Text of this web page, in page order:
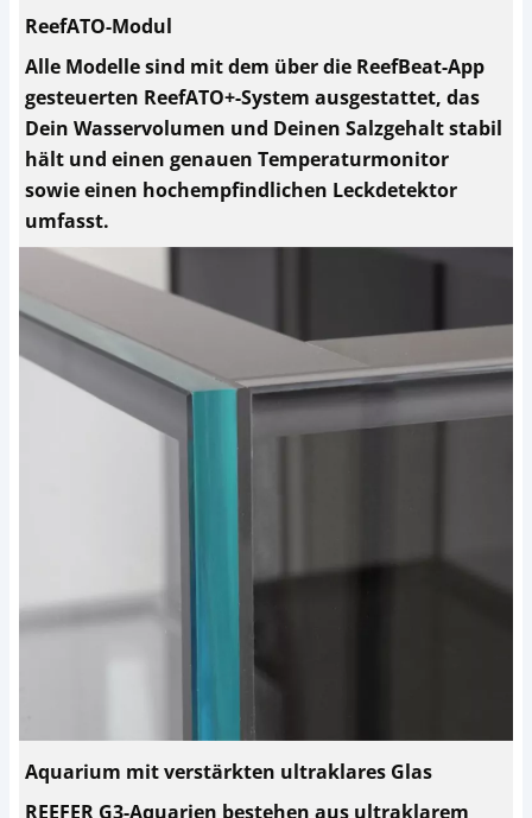
ReefATO-Modul
Alle Modelle sind mit dem über die ReefBeat-App
gesteuerten ReefATO+-System ausgestattet, das
Dein Wasservolumen und Deinen Salzgehalt stabil
hält und einen genauen Temperaturmonitor
sowie einen hochempfindlichen Leckdetektor
umfasst.
Aquarium mit verstärkten ultraklares Glas
REEFER G3-Aquarien bestehen aus ultraklarem